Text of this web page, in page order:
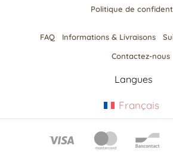
Politique de
FAQ Informations & Livraisons​
Contactez-nous
Langues
Français